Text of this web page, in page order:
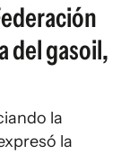
del gasoil,
la
la